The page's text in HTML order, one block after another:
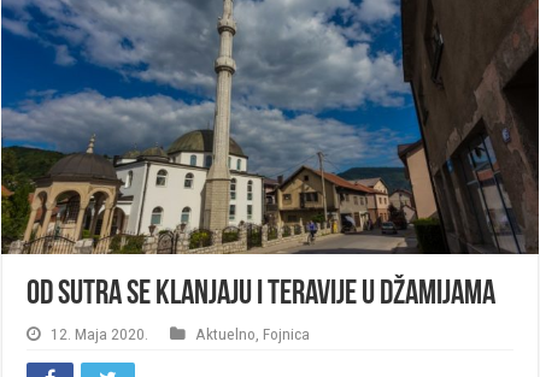
Od sutra se klanjaju i teravije u džamijama
12. Maja 2020. Aktuelno Fojnica